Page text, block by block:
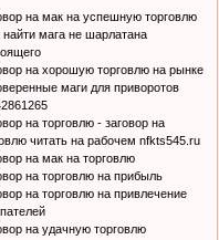
на мак на успешную торговлю
найти мага не шарлатана
на хорошую торговлю на рынке
маги для приворотов
на торговлю - заговор на
читать на рабочем nfkts545.ru
на мак на торговлю
на торговлю на прибыль
на торговлю на привлечение
на удачную торговлю